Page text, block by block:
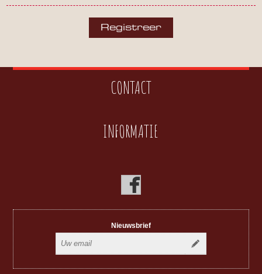
CONTACT
INFORMATIE
Nieuwsbrief